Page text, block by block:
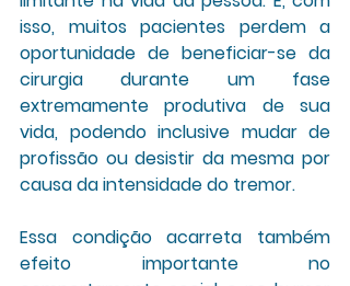
isso, muitos pacientes perdem a
oportunidade de beneficiar-se da
cirurgia durante um fase
extremamente produtiva de sua
vida, podendo inclusive mudar de
profissão ou desistir da mesma por
causa da intensidade do tremor.
Essa condição acarreta também
efeito importante no